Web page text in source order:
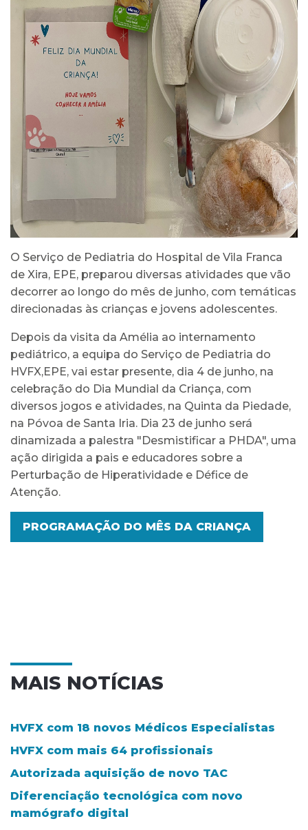
O Serviço de Pediatria do Hospital de Vila Franca
de Xira, EPE, preparou diversas atividades que vão
decorrer ao longo do mês de junho, com temáticas
direcionadas às crianças e jovens adolescentes.
Depois da visita da Amélia ao internamento
pediátrico, a equipa do Serviço de Pediatria do
HVFX,EPE, vai estar presente, dia 4 de junho, na
celebração do Dia Mundial da Criança, com
diversos jogos e atividades, na Quinta da Piedade,
na Póvoa de Santa Iria. Dia 23 de junho será
dinamizada a palestra "Desmistificar a PHDA", uma
ação dirigida a pais e educadores sobre a
Perturbação de Hiperatividade e Défice de
Atenção.
PROGRAMAÇÃO DO MÊS DA CRIANÇA
MAIS NOTÍCIAS
HVFX com 18 novos Médicos Especialistas
HVFX com mais 64 profissionais
Autorizada aquisição de novo TAC
Diferenciação tecnológica com novo
mamógrafo digital